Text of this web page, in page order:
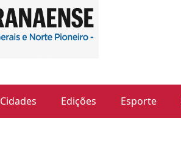
Cidades Edições Esporte